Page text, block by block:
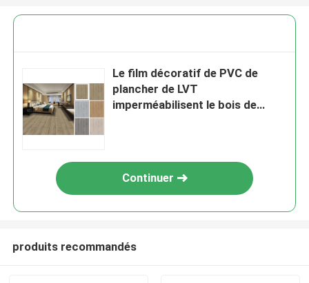
Le film décoratif de PVC de
plancher de LVT
imperméabilisent le bois de
Continuer
produits recommandés